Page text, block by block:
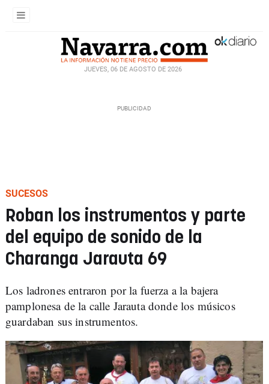
JUEVES, 06 DE AGOSTO DE 2026
SUCESOS
Roban los instrumentos y parte
del equipo de sonido de la
Charanga Jarauta 69
Los ladrones entraron por la fuerza a la bajera
pamplonesa de la calle Jarauta donde los músicos
guardaban sus instrumentos.